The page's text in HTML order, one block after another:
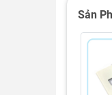
Sản